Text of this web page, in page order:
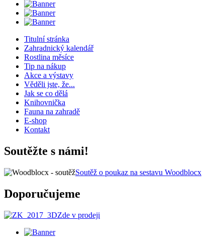
Titulní stránka
Zahradnický kalendář
Rostlina měsíce
Tip na nákup
Akce a výstavy
Věděli jste, že...
Jak se co dělá
Knihovnička
Fauna na zahradě
E-shop
Kontakt
Soutěžte s námi!
Soutěž o poukaz na sestavu Woodblocx
Doporučujeme
Zde v prodeji